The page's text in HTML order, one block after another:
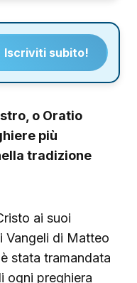
Iscriviti subito!
o Oratio
più
tradizione
ai suoi
Vangeli di Matteo
stata tramandata
ogni preghiera